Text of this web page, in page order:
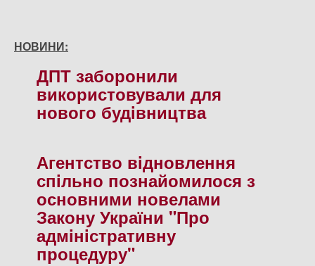
НОВИНИ:
ДПТ заборонили
використовували для
нового будiвництва
Агентство вiдновлення
спiльно познайомилося з
основними новелами
Закону України "Про
адмiнiстративну
процедуру"